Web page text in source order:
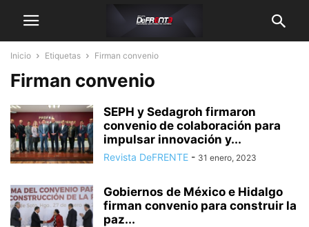
Inicio Etiquetas Firman convenio
Firman convenio
SEPH y Sedagroh firmaron
convenio de colaboración para
impulsar innovación y...
Revista DeFRENTE - 31 enero, 2023
Gobiernos de México e Hidalgo
firman convenio para construir la
paz...